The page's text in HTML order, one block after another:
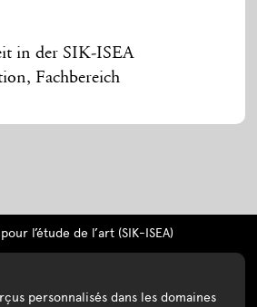
in der SIK-ISEA
Fachbereich
l’étude de l’art (SIK-ISEA)
personnalisés dans les domaines